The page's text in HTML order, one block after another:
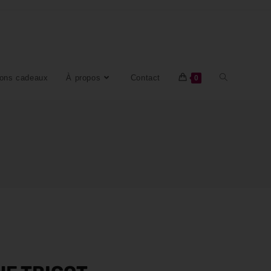
cadeaux À propos Contact 0